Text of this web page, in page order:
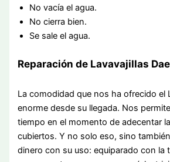
No vacía el agua.
No cierra bien.
Se sale el agua.
Reparación de Lavavajillas
La comodidad que nos ha ofrecido el
enorme desde su llegada. Nos
tiempo en el momento de adecentar
cubiertos. Y no solo eso, sino
dinero con su uso: equiparado con la